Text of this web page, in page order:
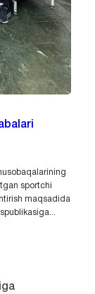
sportchi
maqsadida